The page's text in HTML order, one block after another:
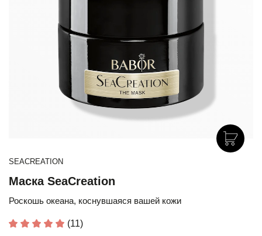
SEACREATION
Маска SeaCreation
Роскошь океана, коснувшаяся вашей кожи
(11)